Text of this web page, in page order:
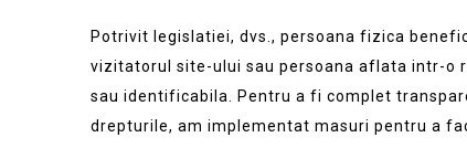
Potrivit legislatiei, dvs., persoana fizica
vizitatorul site-ului sau persoana aflata intr-o
sau identificabila. Pentru a fi complet
drepturile, am implementat masuri pentru a